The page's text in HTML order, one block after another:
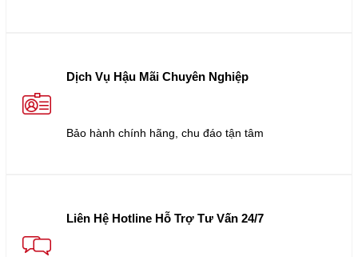
Dịch Vụ Hậu Mãi Chuyên Nghiệp
Bảo hành chính hãng, chu đáo tận tâm
Liên Hệ Hotline Hỗ Trợ Tư Vấn 24/7